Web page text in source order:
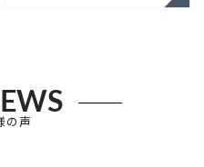
の声